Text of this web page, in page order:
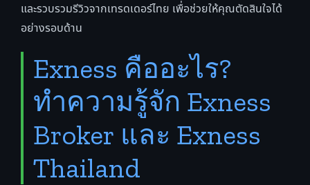
และรวบรวมรีวิวจากเทรดเดอร์ไทย เพื่อช่วยให้คุณตัดสินใจได้
อย่างรอบด้าน
Exness คืออะไร?
ทำความรู้จัก Exness
Broker และ Exness
Thailand